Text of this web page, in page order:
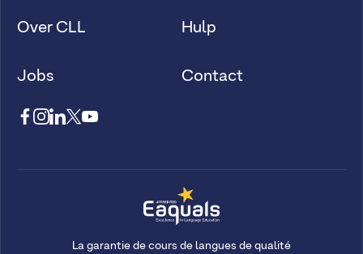
Over CLL
Jobs
Hulp
Contact
La garantie de cours de langues de qualité